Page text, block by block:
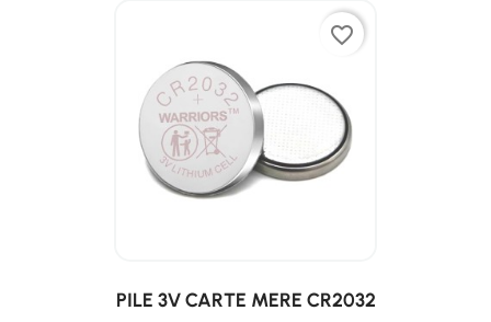
favorite_border
PILE 3V CARTE MERE CR2032